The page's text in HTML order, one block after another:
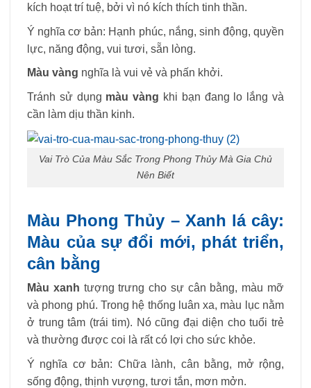
kích hoạt trí tuệ, bởi vì nó kích thích tinh thần.
Ý nghĩa cơ bản: Hạnh phúc, nắng, sinh động, quyền
lực, năng động, vui tươi, sẵn lòng.
Màu vàng nghĩa là vui vẻ và phấn khởi.
Tránh sử dụng màu vàng khi bạn đang lo lắng và
cần làm dịu thần kinh.
Vai Trò Của Màu Sắc Trong Phong Thủy Mà Gia Chủ
Nên Biết
Màu Phong Thủy – Xanh lá cây:
Màu của sự đổi mới, phát triển,
cân bằng
Màu xanh tượng trưng cho sự cân bằng, màu mỡ
và phong phú. Trong hệ thống luân xa, màu lục nằm
ở trung tâm (trái tim). Nó cũng đại diện cho tuổi trẻ
và thường được coi là rất có lợi cho sức khỏe.
Ý nghĩa cơ bản: Chữa lành, cân bằng, mở rộng,
sống động, thịnh vượng, tươi tắn, mơn mởn.